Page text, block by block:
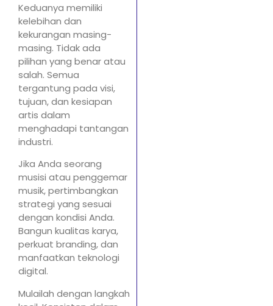
Keduanya memiliki
kelebihan dan
kekurangan masing-
masing. Tidak ada
pilihan yang benar atau
salah. Semua
tergantung pada visi,
tujuan, dan kesiapan
artis dalam
menghadapi tantangan
industri.
Jika Anda seorang
musisi atau penggemar
musik, pertimbangkan
strategi yang sesuai
dengan kondisi Anda.
Bangun kualitas karya,
perkuat branding, dan
manfaatkan teknologi
digital.
Mulailah dengan langkah